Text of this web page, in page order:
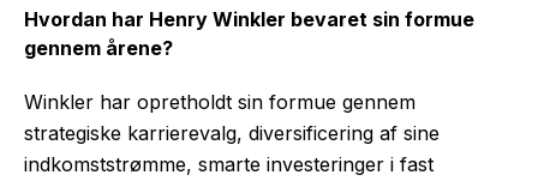
Hvordan har Henry Winkler bevaret sin formue
gennem årene?
Winkler har opretholdt sin formue gennem
strategiske karrierevalg, diversificering af sine
indkomststrømme, smarte investeringer i fast